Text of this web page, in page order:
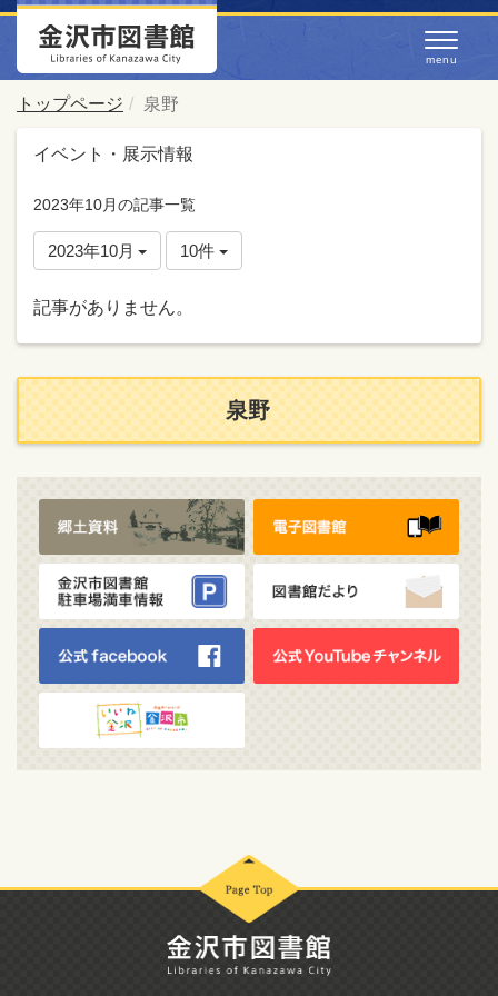
トップページ 泉野
イベント・展示情報
2023年10月の記事一覧
2023年10月 10件
記事がありません。
泉野